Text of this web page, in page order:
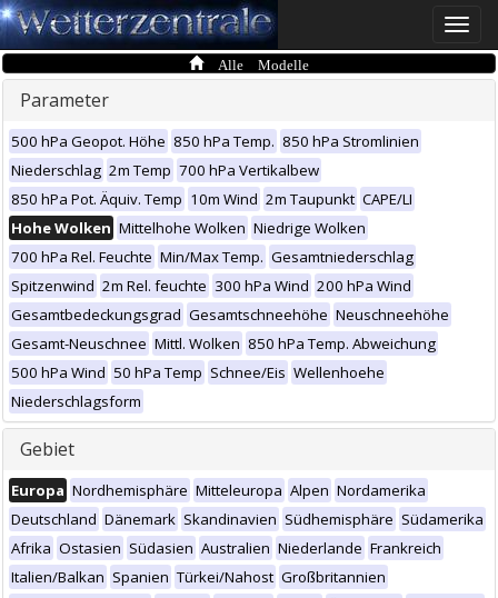
Toggle
Alle Modelle
Parameter
500 hPa Geopot. Höhe 850 hPa Temp. 850 hPa Stromlinien
Niederschlag 2m Temp 700 hPa Vertikalbew
850 hPa Pot. Äquiv. Temp 10m Wind 2m Taupunkt CAPE/LI
Hohe Wolken Mittelhohe Wolken Niedrige Wolken
700 hPa Rel. Feuchte Min/Max Temp. Gesamtniederschlag
Spitzenwind 2m Rel. feuchte 300 hPa Wind 200 hPa Wind
Gesamtbedeckungsgrad Gesamtschneehöhe Neuschneehöhe
Gesamt-Neuschnee Mittl. Wolken 850 hPa Temp. Abweichung
500 hPa Wind 50 hPa Temp Schnee/Eis Wellenhoehe
Niederschlagsform
Gebiet
Europa Nordhemisphäre Mitteleuropa Alpen Nordamerika
Deutschland Dänemark Skandinavien Südhemisphäre Südamerika
Afrika Ostasien Südasien Australien Niederlande Frankreich
Italien/Balkan Spanien Türkei/Nahost Großbritannien